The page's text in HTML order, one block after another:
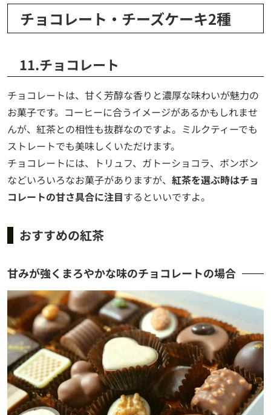
チョコレート・チーズケーキ2種
11.チョコレート
チョコレートは、甘く芳醇な香りと濃厚な味わいが魅力の
お菓子です。コーヒーに合うイメージがあるかもしれませ
んが、紅茶との相性も抜群なのですよ。ミルクティーでも
ストレートでも美味しくいただけます。
チョコレートには、トリュフ、ガトーショコラ、ボンボン
などいろいろなお菓子がありますが、 紅茶を選ぶ時はチョ
コレートの甘さ具合に注目するといいですよ。
おすすめの紅茶
甘みが強くまろやかな味のチョコレートの場合